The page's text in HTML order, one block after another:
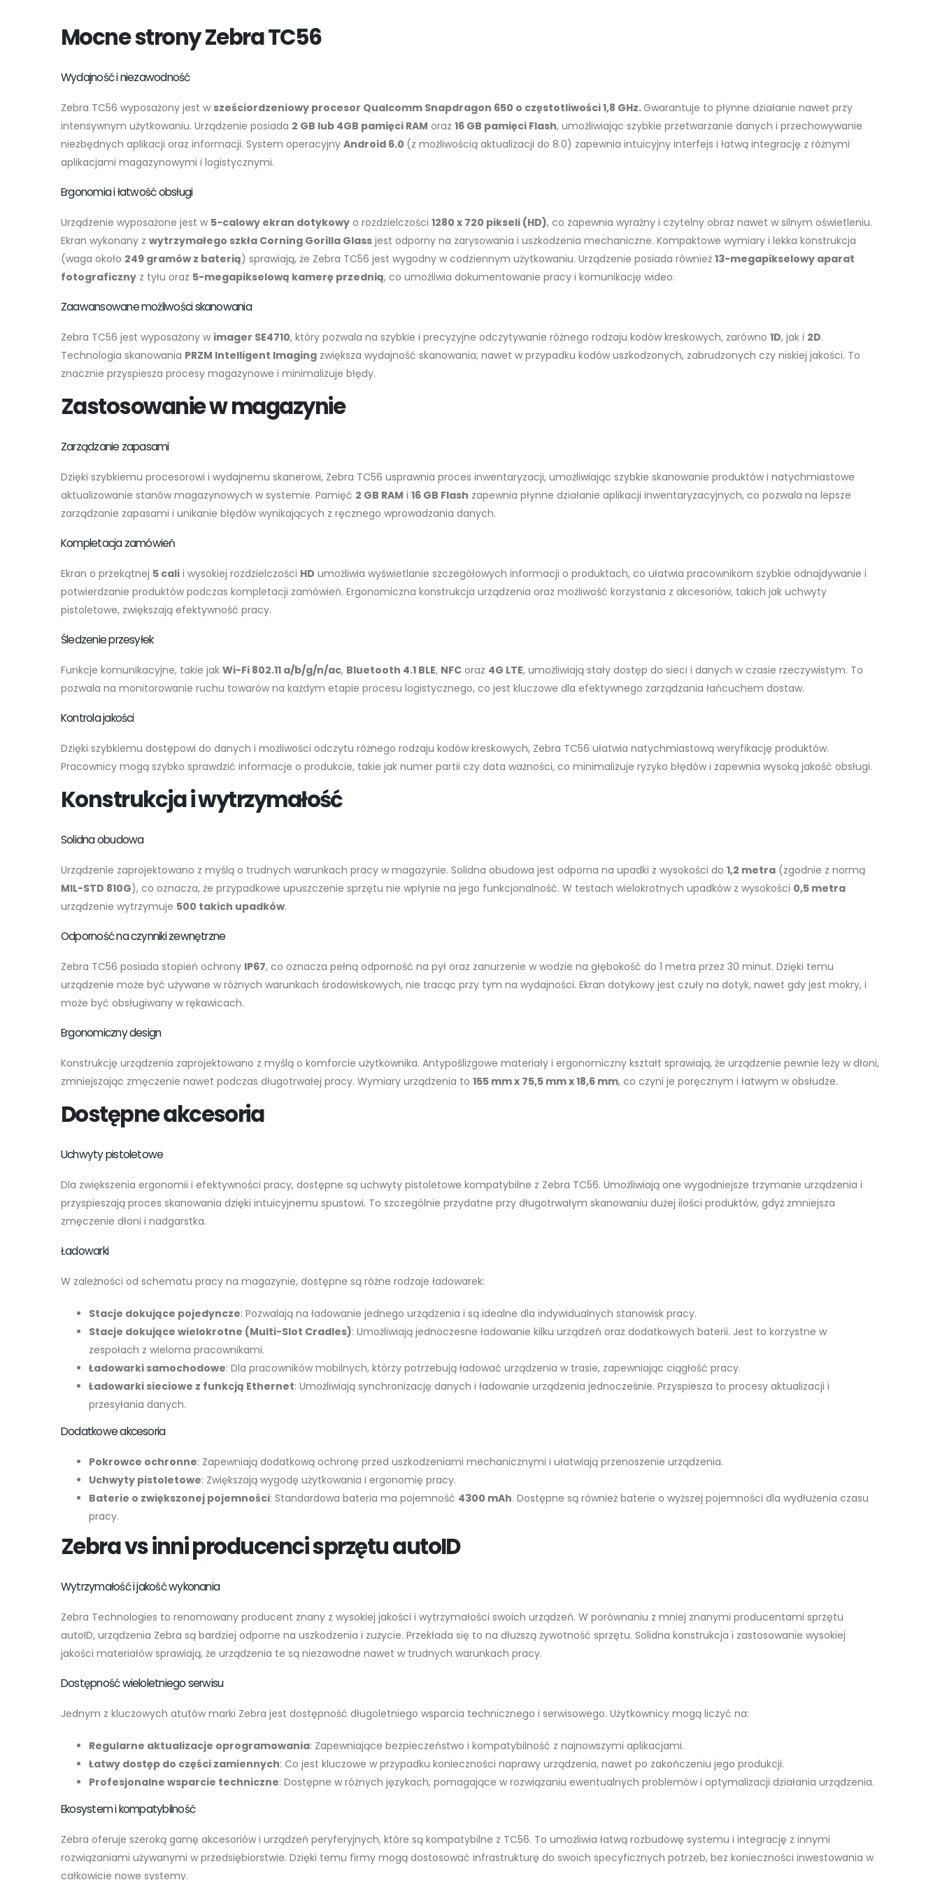
Mocne strony Zebra TC56
Wydajność i niezawodność
Zebra TC56 wyposażony jest w sześciordzeniowy procesor Qualcomm Snapdragon 650 o częstotliwości 1,8 GHz.Gwarantuje to płynne działanie nawet przy
intensywnym użytkowaniu. Urządzenie posiada 2 GB lub 4GB pamięci RAM oraz 16 GB pamięci Flash, umożliwiając szybkie przetwarzanie danych i przechowywanie
niezbędnych aplikacji oraz informacji. System operacyjny Android 6.0 (z możliwością aktualizacji do 8.0) zapewnia intuicyjny interfejs i łatwą integrację z różnymi
aplikacjami magazynowymi i logistycznymi.
Ergonomia i łatwość obsługi
Urządzenie wyposażone jest w 5-calowy ekran dotykowy o rozdzielczości 1280 x 720 pikseli (HD), co zapewnia wyraźny i czytelny obraz nawet w silnym oświetleniu.
Ekran wykonany z wytrzymałego szkła Corning Gorilla Glass jest odporny na zarysowania i uszkodzenia mechaniczne. Kompaktowe wymiary i lekka konstrukcja
(waga około 249 gramów z baterią) sprawiają, że Zebra TC56 jest wygodny w codziennym użytkowaniu. Urządzenie posiada również 13-megapikselowy aparat
fotograficzny z tyłu oraz 5-megapikselową kamerę przednią, co umożliwia dokumentowanie pracy i komunikację wideo.
Zaawansowane możliwości skanowania
Zebra TC56 jest wyposażony w imager SE4710, który pozwala na szybkie i precyzyjne odczytywanie różnego rodzaju kodów kreskowych, zarówno 1D, jak i 2D.
Technologia skanowania PRZM Intelligent Imaging zwiększa wydajność skanowania, nawet w przypadku kodów uszkodzonych, zabrudzonych czy niskiej jakości. To
znacznie przyspiesza procesy magazynowe i minimalizuje błędy.
Zastosowanie w magazynie
Zarządzanie zapasami
Dzięki szybkiemu procesorowi i wydajnemu skanerowi, Zebra TC56 usprawnia proces inwentaryzacji, umożliwiając szybkie skanowanie produktów i natychmiastowe
aktualizowanie stanów magazynowych w systemie. Pamięć 2 GB RAM i 16 GB Flash zapewnia płynne działanie aplikacji inwentaryzacyjnych, co pozwala na lepsze
zarządzanie zapasami i unikanie błędów wynikających z ręcznego wprowadzania danych.
Kompletacja zamówień
Ekran o przekątnej 5 cali i wysokiej rozdzielczości HD umożliwia wyświetlanie szczegółowych informacji o produktach, co ułatwia pracownikom szybkie odnajdywanie i
potwierdzanie produktów podczas kompletacji zamówień. Ergonomiczna konstrukcja urządzenia oraz możliwość korzystania z akcesoriów, takich jak uchwyty
pistoletowe, zwiększają efektywność pracy.
Śledzenie przesyłek
Funkcje komunikacyjne, takie jak Wi-Fi 802.11 a/b/g/n/ac, Bluetooth 4.1 BLE, NFC oraz 4G LTE, umożliwiają stały dostęp do sieci i danych w czasie rzeczywistym. To
pozwala na monitorowanie ruchu towarów na każdym etapie procesu logistycznego, co jest kluczowe dla efektywnego zarządzania łańcuchem dostaw.
Kontrola jakości
Dzięki szybkiemu dostępowi do danych i możliwości odczytu różnego rodzaju kodów kreskowych, Zebra TC56 ułatwia natychmiastową weryfikację produktów.
Pracownicy mogą szybko sprawdzić informacje o produkcie, takie jak numer partii czy data ważności, co minimalizuje ryzyko błędów i zapewnia wysoką jakość obsługi.
Konstrukcja i wytrzymałość
Solidna obudowa
Urządzenie zaprojektowano z myślą o trudnych warunkach pracy w magazynie. Solidna obudowa jest odporna na upadki z wysokości do 1,2 metra (zgodnie z normą
MIL-STD 810G), co oznacza, że przypadkowe upuszczenie sprzętu nie wpłynie na jego funkcjonalność. W testach wielokrotnych upadków z wysokości 0,5 metra
urządzenie wytrzymuje 500 takich upadków.
Odporność na czynniki zewnętrzne
Zebra TC56 posiada stopień ochrony IP67, co oznacza pełną odporność na pył oraz zanurzenie w wodzie na głębokość do 1 metra przez 30 minut. Dzięki temu
urządzenie może być używane w różnych warunkach środowiskowych, nie tracąc przy tym na wydajności. Ekran dotykowy jest czuły na dotyk, nawet gdy jest mokry, i
może być obsługiwany w rękawicach.
Ergonomiczny design
Konstrukcję urządzenia zaprojektowano z myślą o komforcie użytkownika. Antypoślizgowe materiały i ergonomiczny kształt sprawiają, że urządzenie pewnie leży w dłoni,
zmniejszając zmęczenie nawet podczas długotrwałej pracy. Wymiary urządzenia to 155 mm x 75,5 mm x 18,6 mm, co czyni je poręcznym i łatwym w obsłudze.
Dostępne akcesoria
Uchwyty pistoletowe
Dla zwiększenia ergonomii i efektywności pracy, dostępne są uchwyty pistoletowe kompatybilne z Zebra TC56. Umożliwiają one wygodniejsze trzymanie urządzenia i
przyspieszają proces skanowania dzięki intuicyjnemu spustowi. To szczególnie przydatne przy długotrwałym skanowaniu dużej ilości produktów, gdyż zmniejsza
zmęczenie dłoni i nadgarstka.
Ładowarki
W zależności od schematu pracy na magazynie, dostępne są różne rodzaje ładowarek:
Stacje dokujące pojedyncze: Pozwalają na ładowanie jednego urządzenia i są idealne dla indywidualnych stanowisk pracy.
Stacje dokujące wielokrotne (Multi-Slot Cradles): Umożliwiają jednoczesne ładowanie kilku urządzeń oraz dodatkowych baterii. Jest to korzystne w
zespołach z wieloma pracownikami.
Ładowarki samochodowe: Dla pracowników mobilnych, którzy potrzebują ładować urządzenia w trasie, zapewniając ciągłość pracy.
Ładowarki sieciowe z funkcją Ethernet: Umożliwiają synchronizację danych i ładowanie urządzenia jednocześnie. Przyspiesza to procesy aktualizacji i
przesyłania danych.
Dodatkowe akcesoria
Pokrowce ochronne: Zapewniają dodatkową ochronę przed uszkodzeniami mechanicznymi i ułatwiają przenoszenie urządzenia.
Uchwyty pistoletowe: Zwiększają wygodę użytkowania i ergonomię pracy.
Baterie o zwiększonej pojemności: Standardowa bateria ma pojemność 4300 mAh. Dostępne są również baterie o wyższej pojemności dla wydłużenia czasu
pracy.
Zebra vs inni producenci sprzętu autoID
Wytrzymałość i jakość wykonania
Zebra Technologies to renomowany producent znany z wysokiej jakości i wytrzymałości swoich urządzeń. W porównaniu z mniej znanymi producentami sprzętu
autoID, urządzenia Zebra są bardziej odporne na uszkodzenia i zużycie. Przekłada się to na dłuższą żywotność sprzętu. Solidna konstrukcja i zastosowanie wysokiej
jakości materiałów sprawiają, że urządzenia te są niezawodne nawet w trudnych warunkach pracy.
Dostępność wieloletniego serwisu
Jednym z kluczowych atutów marki Zebra jest dostępność długoletniego wsparcia technicznego i serwisowego. Użytkownicy mogą liczyć na:
Regularne aktualizacje oprogramowania: Zapewniające bezpieczeństwo i kompatybilność z najnowszymi aplikacjami.
Łatwy dostęp do części zamiennych: Co jest kluczowe w przypadku konieczności naprawy urządzenia, nawet po zakończeniu jego produkcji.
Profesjonalne wsparcie techniczne: Dostępne w różnych językach, pomagające w rozwiązaniu ewentualnych problemów i optymalizacji działania urządzenia.
Ekosystem i kompatybilność
Zebra oferuje szeroką gamę akcesoriów i urządzeń peryferyjnych, które są kompatybilne z TC56. To umożliwia łatwą rozbudowę systemu i integrację z innymi
rozwiązaniami używanymi w przedsiębiorstwie. Dzięki temu firmy mogą dostosować infrastrukturę do swoich specyficznych potrzeb, bez konieczności inwestowania w
całkowicie nowe systemy.